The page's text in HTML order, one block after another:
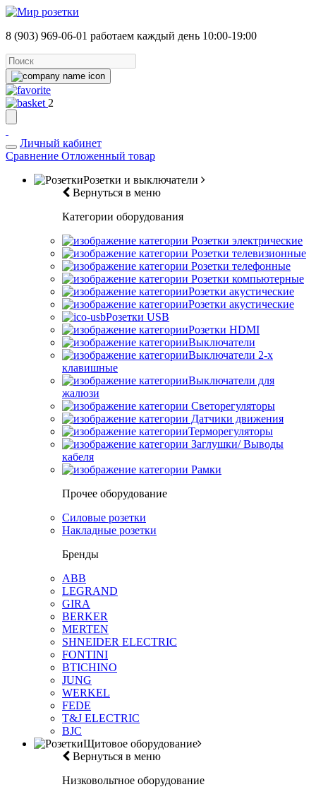
8 (903) 969-06-01 работаем каждый день 10:00-19:00
2
Личный кабинет
Сравнение Отложенный товар
Розетки и выключатели
Вернуться в меню
Категории оборудования
Розетки электрические
Розетки телевизионные
Розетки телефонные
Розетки компьютерные
Розетки акустические
Розетки акустические
Розетки USB
Розетки HDMI
Выключатели
Выключатели 2-х
клавишные
Выключатели для
жалюзи
Светорегуляторы
Датчики движения
Терморегуляторы
Заглушки/ Выводы
кабеля
Рамки
Прочее оборудование
Силовые розетки
Накладные розетки
Бренды
ABB
LEGRAND
GIRA
BERKER
MERTEN
SHNEIDER ELECTRIC
FONTINI
BTICHINO
JUNG
WERKEL
FEDE
T&J ELECTRIC
BJC
Щитовое оборудование
Вернуться в меню
Низковольтное оборудование